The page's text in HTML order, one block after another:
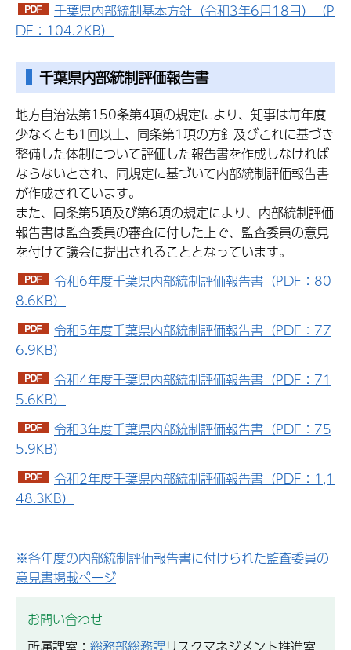
千葉県内部統制基本方針（令和3年6月18日）（P
DF：104.2KB）
千葉県内部統制評価報告書
地方自治法第150条第4項の規定により、知事は毎年度
少なくとも1回以上、同条第1項の方針及びこれに基づき
整備した体制について評価した報告書を作成しなければ
ならないとされ、同規定に基づいて内部統制評価報告書
が作成されています。
また、同条第5項及び第6項の規定により、内部統制評価
報告書は監査委員の審査に付した上で、監査委員の意見
を付けて議会に提出されることとなっています。
令和6年度千葉県内部統制評価報告書（PDF：80
8.6KB）
令和5年度千葉県内部統制評価報告書（PDF：77
6.9KB）
令和4年度千葉県内部統制評価報告書（PDF：71
5.6KB）
令和3年度千葉県内部統制評価報告書（PDF：75
5.9KB）
令和2年度千葉県内部統制評価報告書（PDF：1,1
48.3KB）
※各年度の内部統制評価報告書に付けられた監査委員の
意見書掲載ページ
お問い合わせ